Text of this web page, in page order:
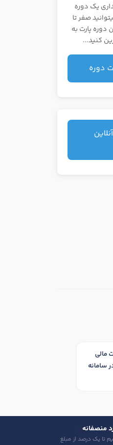
یک دوره
صفر تا
دوره پارت به
کنید...
دوره
مالی
سامانه
پایان
منصفانه
تا یک درصد از مبلغ